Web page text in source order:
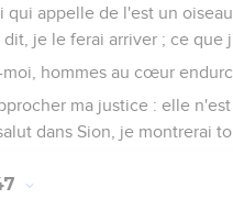
qui appelle de l'est un
dit, je le ferai arriver ; ce
moi, hommes au cœur
ma justice : elle
dans Sion, je montrerai